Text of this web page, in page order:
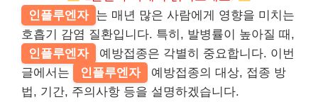
인플루엔자 는 매년 많은 사람에게 영향을 미치는
호흡기 감염 질환입니다. 특히, 발병률이 높아질 때,
인플루엔자
예방접종은 각별히 중요합니다. 이번
글에서는
인플루엔자
예방접종의 대상, 접종 방
법, 기간, 주의사항 등을 설명하겠습니다.